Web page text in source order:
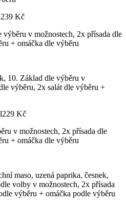
239 Kč
výběru v možnostech, 2x přísada dle
+ omáčka dle výběru
10. Základ dle výběru v
výběru, 2x salát dle výběru +
229 Kč
v možnostech, 2x přísada dle
+ omáčka dle výběru
maso, uzená paprika, česnek,
volby v možnostech, 2x přísada
výběru + omáčka podle výběru